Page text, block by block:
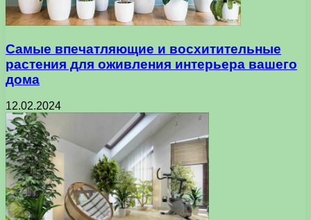
Самые впечатляющие и восхитительные
растения для оживления интерьера вашего
дома
12.02.2024